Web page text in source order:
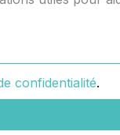
confidentialité.